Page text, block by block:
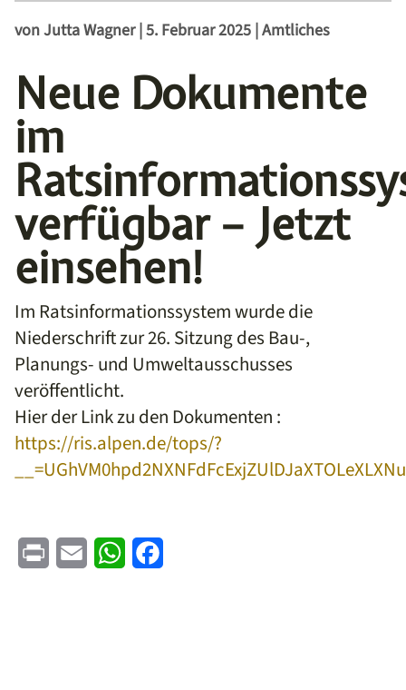
vonJutta Wagner| 5. Februar 2025| Amtliches
Neue Dokumente
im
verfügbar – Jetzt
einsehen!
Im Ratsinformationssystem wurde die
Niederschrift zur 26. Sitzung des Bau-,
Planungs- und Umweltausschusses
veröffentlicht.
Hier der Link zu den Dokumenten :
https://ris.alpen.de/tops/?
Print Email WhatsApp